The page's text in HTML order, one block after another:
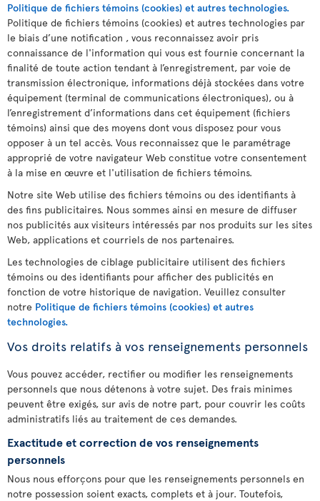
Politique de fichiers témoins (cookies) et autres technologies.
Politique de fichiers témoins (cookies) et autres technologies par
le biais d’une notification , vous reconnaissez avoir pris
connaissance de l'information qui vous est fournie concernant la
finalité de toute action tendant à l’enregistrement, par voie de
transmission électronique, informations déjà stockées dans votre
équipement (terminal de communications électroniques), ou à
l’enregistrement d’informations dans cet équipement (fichiers
témoins) ainsi que des moyens dont vous disposez pour vous
opposer à un tel accès. Vous reconnaissez que le paramétrage
approprié de votre navigateur Web constitue votre consentement
à la mise en œuvre et l'utilisation de fichiers témoins.
Notre site Web utilise des fichiers témoins ou des identifiants à
des fins publicitaires. Nous sommes ainsi en mesure de diffuser
nos publicités aux visiteurs intéressés par nos produits sur les sites
Web, applications et courriels de nos partenaires.
Les technologies de ciblage publicitaire utilisent des fichiers
témoins ou des identifiants pour afficher des publicités en
fonction de votre historique de navigation. Veuillez consulter
notre Politique de fichiers témoins (cookies) et autres
technologies.
Vos droits relatifs à vos renseignements personnels
Vous pouvez accéder, rectifier ou modifier les renseignements
personnels que nous détenons à votre sujet. Des frais minimes
peuvent être exigés, sur avis de notre part, pour couvrir les coûts
administratifs liés au traitement de ces demandes.
Exactitude et correction de vos renseignements
personnels
Nous nous efforçons pour que les renseignements personnels en
notre possession soient exacts, complets et à jour. Toutefois,